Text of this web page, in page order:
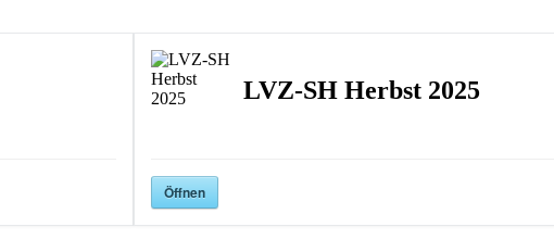
LVZ-SH Herbst 2025
Öffnen